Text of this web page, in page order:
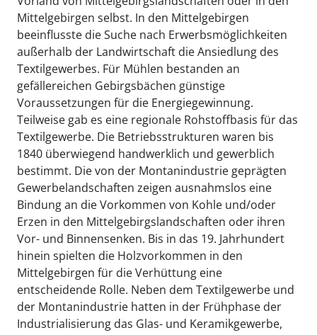
Mittelgebirgen selbst. In den Mittelgebirgen
beeinflusste die Suche nach Erwerbsmöglichkeiten
außerhalb der Landwirtschaft die Ansiedlung des
Textilgewerbes. Für Mühlen bestanden an
gefällereichen Gebirgsbächen günstige
Voraussetzungen für die Energiegewinnung.
Teilweise gab es eine regionale Rohstoffbasis für das
Textilgewerbe. Die Betriebsstrukturen waren bis
1840 überwiegend handwerklich und gewerblich
bestimmt. Die von der Montanindustrie geprägten
Gewerbelandschaften zeigen ausnahmslos eine
Bindung an die Vorkommen von Kohle und/oder
Erzen in den Mittelgebirgslandschaften oder ihren
Vor- und Binnensenken. Bis in das 19. Jahrhundert
hinein spielten die Holzvorkommen in den
Mittelgebirgen für die Verhüttung eine
entscheidende Rolle. Neben dem Textilgewerbe und
der Montanindustrie hatten in der Frühphase der
Industrialisierung das Glas- und Keramikgewerbe,